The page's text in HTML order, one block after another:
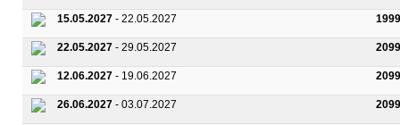
15.05.2027 - 22.05.2027
22.05.2027 - 29.05.2027
12.06.2027 - 19.06.2027
26.06.2027 - 03.07.2027